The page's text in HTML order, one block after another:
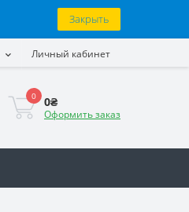
Закрыть
Личный кабинет
0 0₴
Оформить заказ